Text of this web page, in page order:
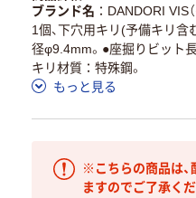
ブランド名
DANDORI VIS
1個、下穴用キリ(予備キリ含
径φ9.4mm。●座掘りビット
キリ材質：特殊鋼。
もっと見る
※こちらの商品は、
ますのでご了承くだ